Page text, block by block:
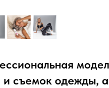
съемок одежды,